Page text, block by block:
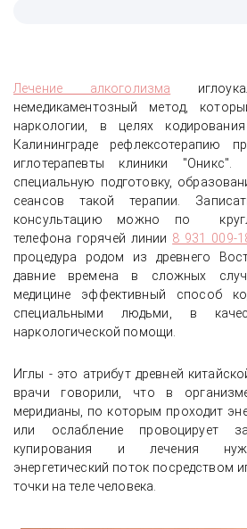
Лечение алкоголизма
немедикаментозный метод,
наркологии, в целях
Калининграде рефлексотерапию
иглотерапевты клиники
специальную подготовку,
сеансов такой терапии.
консультацию можно по
телефона горячей линии 8 931 009-
процедура родом из древнего
давние времена в сложных
медицине эффективный способ
специальными людьми, в
наркологической помощи.
Иглы - это атрибут древней
врачи говорили, что в
меридианы, по которым проходит
или ослабление провоцирует
купирования и лечения
энергетический поток посредством
точки на теле человека.